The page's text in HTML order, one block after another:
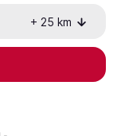
+ 25 km